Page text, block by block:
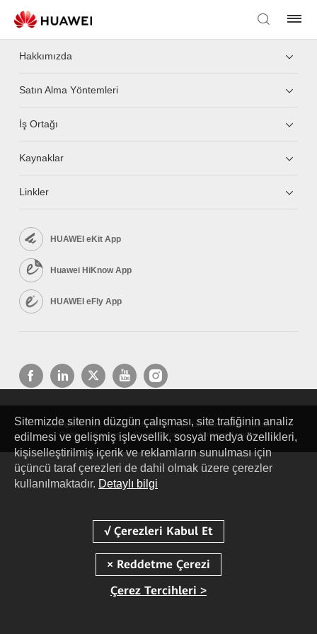
Hakkımızda
Satın Alma Yöntemleri
İş Ortağı
Kaynaklar
Linkler
HUAWEI eKit App
Huawei HiKnow App
HUAWEI eFly App
Copyright © 2026 Huawei Technologies Co., Ltd. Tüm Hakları Saklıdır.
Gizlilik
Cookies Cookie Settings Kullanım Koşulları
Sitemizde sitenin düzgün çalışması, site trafiğinin analiz
edilmesi ve gelişmiş işlevsellik, sosyal medya özellikleri,
kişiselleştirilmiş içerik ve reklamların sunulması için
üçüncü taraf çerezleri de dahil olmak üzere çerezler
kullanılmaktadır. Detaylı bilgi
Çerez Tercihleri >